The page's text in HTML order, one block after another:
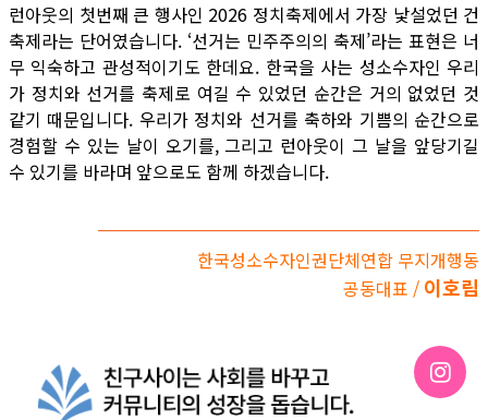
런아웃의 첫번째 큰 행사인 2026 정치축제에서 가장 낯설었던 건
축제라는 단어였습니다. ‘선거는 민주주의의 축제’라는 표현은 너
무 익숙하고 관성적이기도 한데요. 한국을 사는 성소수자인 우리
가 정치와 선거를 축제로 여길 수 있었던 순간은 거의 없었던 것
같기 때문입니다. 우리가 정치와 선거를 축하와 기쁨의 순간으로
경험할 수 있는 날이 오기를, 그리고 런아웃이 그 날을 앞당기길
수 있기를 바라며 앞으로도 함께 하겠습니다.
한국성소수자인권단체연합 무지개행동
공동대표 / 이호림